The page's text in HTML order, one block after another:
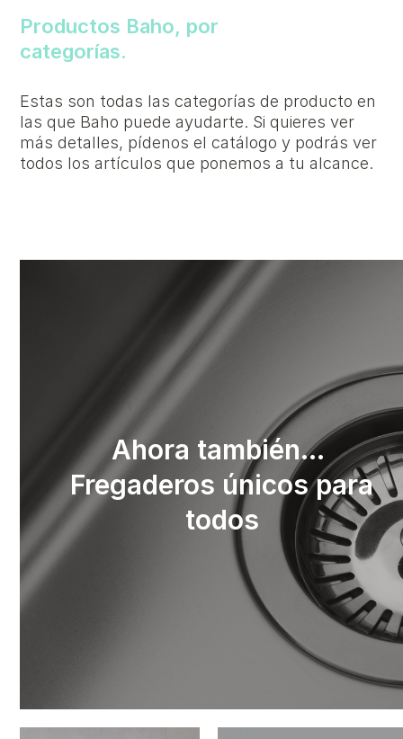
Productos Baho, por
categorías.
Estas son todas las categorías de producto en
las que Baho puede ayudarte. Si quieres ver
más detalles, pídenos el catálogo y podrás ver
todos los artículos que ponemos a tu alcance.
Ahora también...
Fregaderos únicos para
todos